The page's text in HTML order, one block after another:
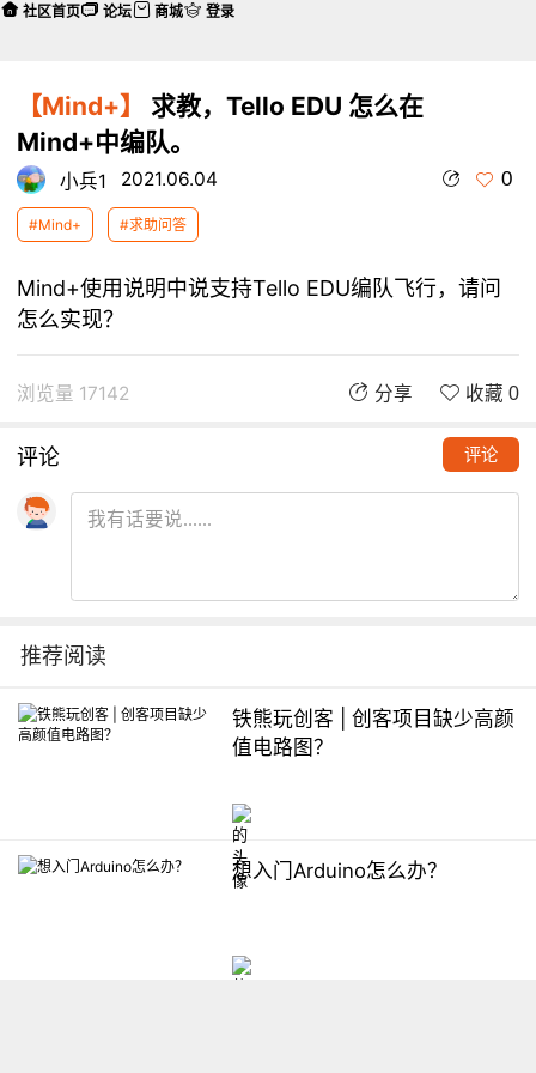
【Mind+】
求教，Tello EDU 怎么在
Mind+中编队。
小兵1 2021.06.04 0
#Mind+ #求助问答
Mind+使用说明中说支持Tello EDU编队飞行，请问
怎么实现？
浏览量 17142 分享 收藏 0
评论 评论
推荐阅读
铁熊玩创客 | 创客项目缺少高颜
值电路图？
想入门Arduino怎么办？
社区首页 论坛 商城 登录